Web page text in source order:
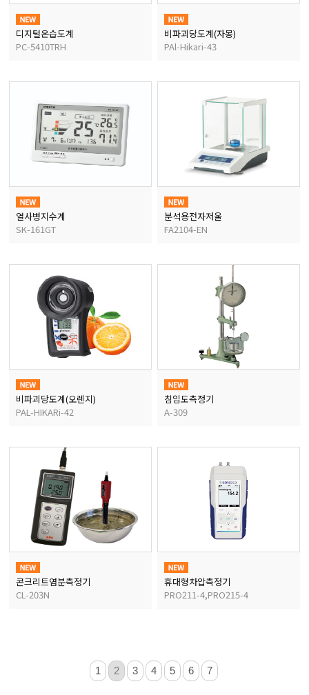
디지털온습도계
PC-5410TRH
비파괴당도계(자몽)
PAl-Hikari-43
열사병지수계
SK-161GT
분석용전자저울
FA2104-EN
비파괴당도계(오렌지)
PAL-HIKARi-42
침입도측정기
A-309
콘크리트염분측정기
CL-203N
휴대형차압측정기
PRO211-4,PRO215-4
1 2 3 4 5 6 7